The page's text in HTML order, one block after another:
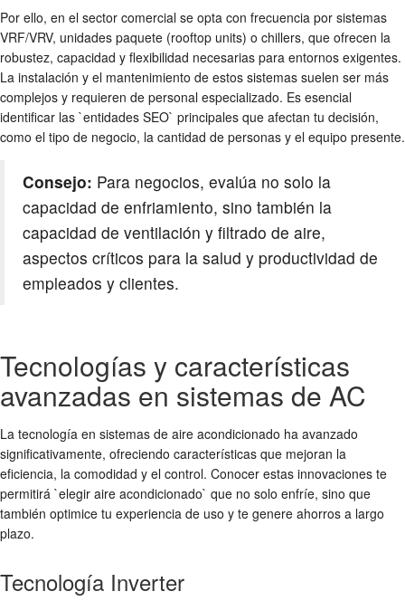
Por ello, en el sector comercial se opta con frecuencia por sistemas
VRF/VRV, unidades paquete (rooftop units) o chillers, que ofrecen la
robustez, capacidad y flexibilidad necesarias para entornos exigentes.
La instalación y el mantenimiento de estos sistemas suelen ser más
complejos y requieren de personal especializado. Es esencial
identificar las `entidades SEO` principales que afectan tu decisión,
como el tipo de negocio, la cantidad de personas y el equipo presente.
Consejo: Para negocios, evalúa no solo la
capacidad de enfriamiento, sino también la
capacidad de ventilación y filtrado de aire,
aspectos críticos para la salud y productividad de
empleados y clientes.
Tecnologías y características
avanzadas en sistemas de AC
La tecnología en sistemas de aire acondicionado ha avanzado
significativamente, ofreciendo características que mejoran la
eficiencia, la comodidad y el control. Conocer estas innovaciones te
permitirá `elegir aire acondicionado` que no solo enfríe, sino que
también optimice tu experiencia de uso y te genere ahorros a largo
plazo.
Tecnología Inverter